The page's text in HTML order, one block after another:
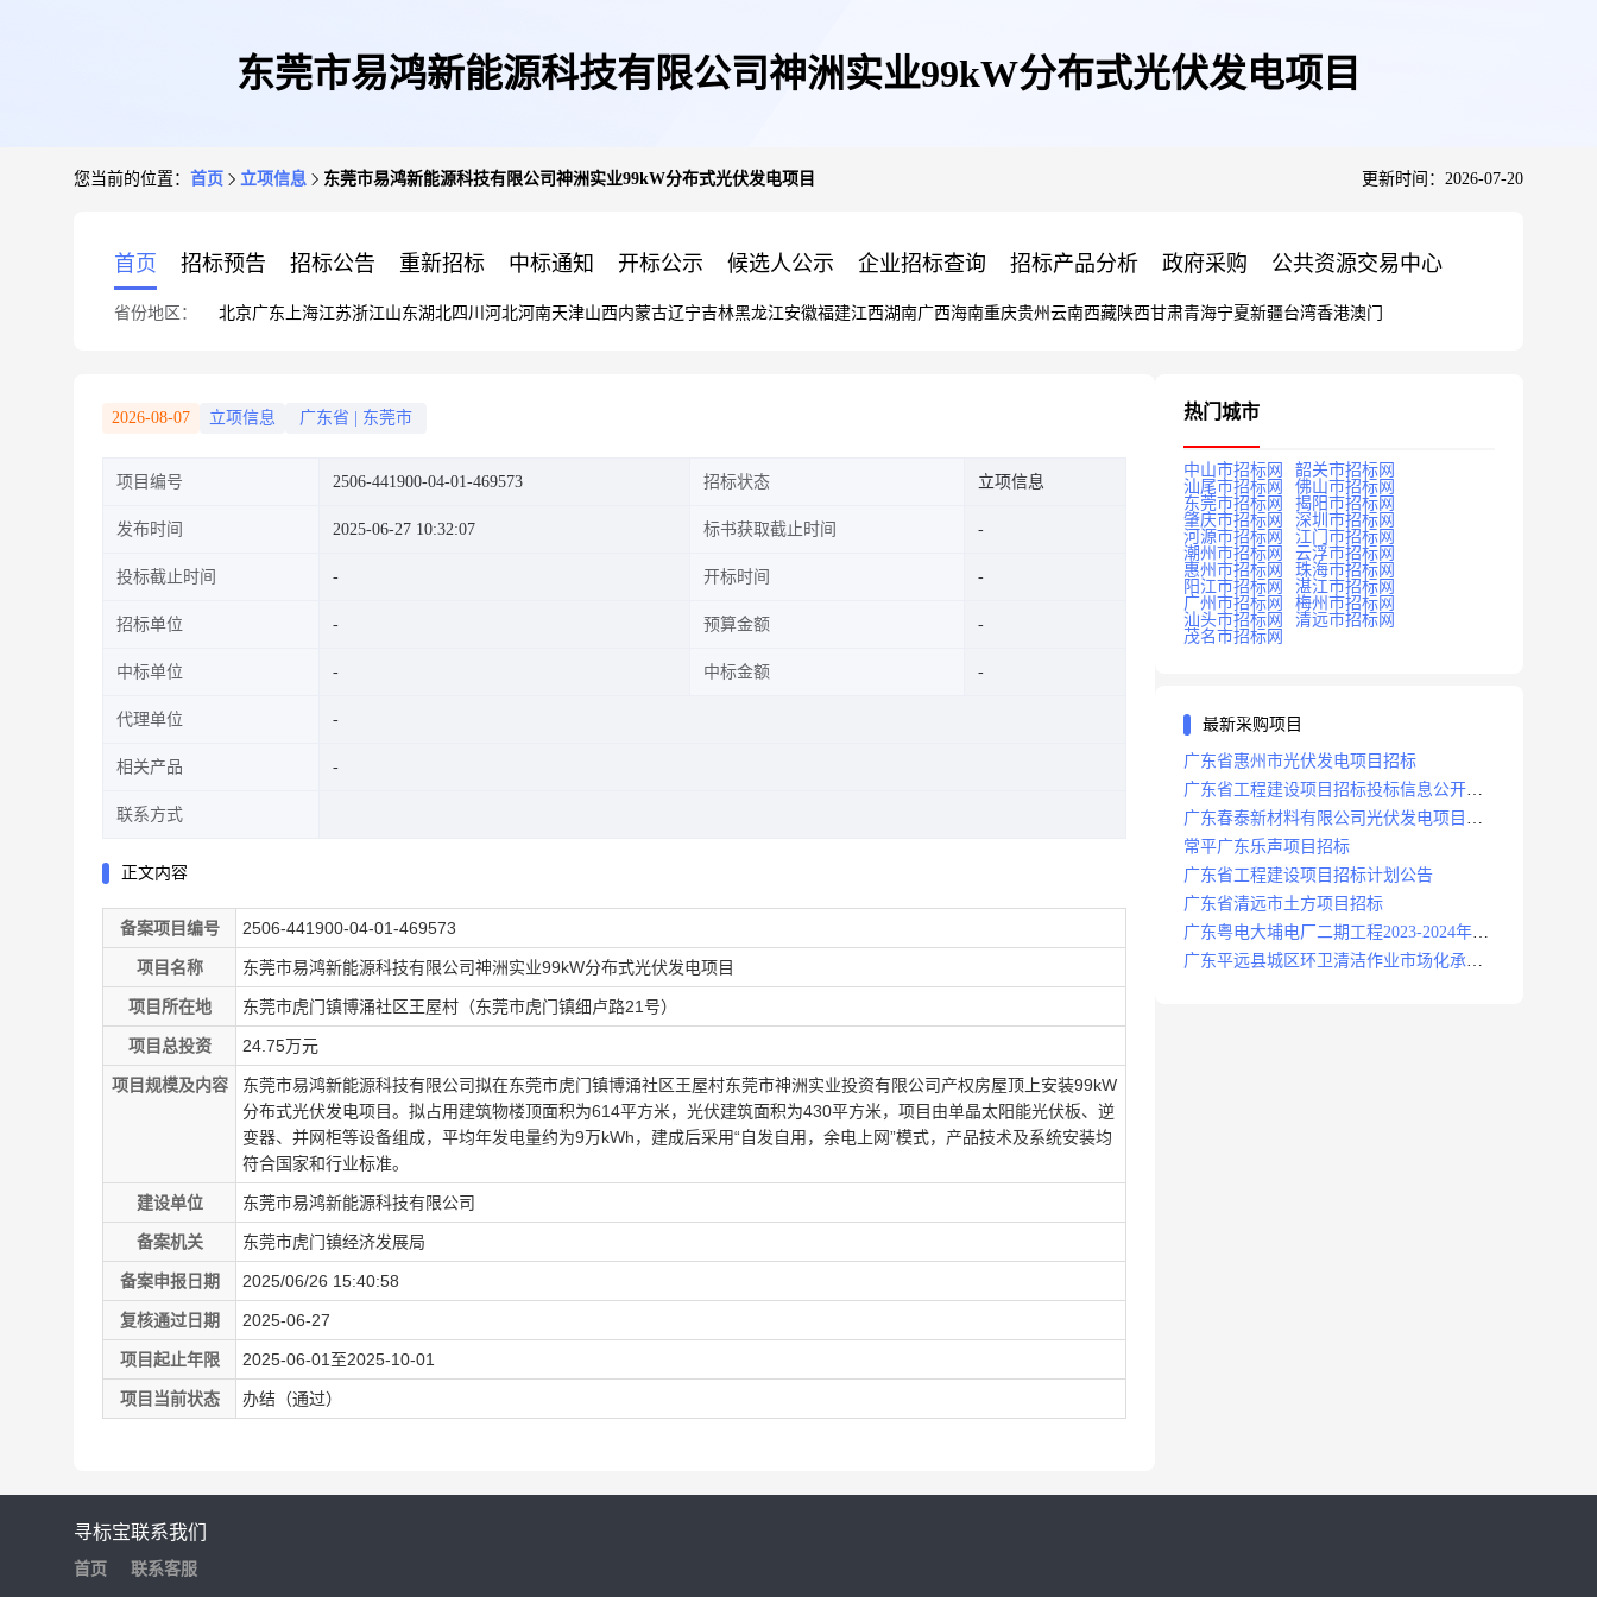
东莞市易鸿新能源科技有限公司神洲实业99kW分布式光伏发电项目
您当前的位置： 首页 立项信息 东莞市易鸿新能源科技有限公司神洲实业99kW分布式光伏发电项目 更新时间：2026-07-20
首页 招标预告 招标公告 重新招标 中标通知 开标公示 候选人公示 企业招标查询 招标产品分析 政府采购 公共资源交易中心
省份地区： 北京广东 上海江苏浙江山东湖北四川 河北河南天津山西内蒙古辽宁吉林黑龙江安徽福建江西湖南广西海南重庆贵州 云南西藏陕西甘肃青海宁夏新疆台湾香港澳门
2026-08-07 立项信息 广东省 东莞市
项目编号 2506-441900-04-01-469573 招标状态 立项信息
发布时间 2025-06-27 10:32:07 标书获取截止时间
投标截止时间 开标时间
招标单位 预算金额
中标单位 中标金额
代理单位
相关产品
联系方式
正文内容
备案项目编号 2506-441900-04-01-469573
项目名称 东莞市易鸿新能源科技有限公司神洲实业99kW分布式光伏发电项目
项目所在地 东莞市虎门镇博涌社区王屋村（东莞市虎门镇细卢路21号）
项目总投资 24.75万元
项目规模及内容
东莞市易鸿新能源科技有限公司拟在东莞市虎门镇博涌社区王屋村东莞市神洲实业投资有限公司产权房屋顶上安装99kW
分布式光伏发电项目。拟占用建筑物楼顶面积为614平方米，光伏建筑面积为430平方米，项目由单晶太阳能光伏板、逆
变器、并网柜等设备组成，平均年发电量约为9万kWh，建成后采用“自发自用，余电上网”模式，产品技术及系统安装均
符合国家和行业标准。
建设单位 东莞市易鸿新能源科技有限公司
备案机关 东莞市虎门镇经济发展局
备案申报日期 2025/06/26 15:40:58
复核通过日期 2025-06-27
项目起止年限 2025-06-01至2025-10-01
项目当前状态 办结（通过）
热门城市
中山市招标网
韶关市招标网
汕尾市招标网
佛山市招标网
东莞市招标网
揭阳市招标网
肇庆市招标网
深圳市招标网
河源市招标网
江门市招标网
潮州市招标网
云浮市招标网
惠州市招标网
珠海市招标网
阳江市招标网
湛江市招标网
广州市招标网
梅州市招标网
汕头市招标网
清远市招标网
茂名市招标网
最新采购项目
广东省惠州市光伏发电项目招标
广东省工程建设项目招标投标信息公开目
录
广东春泰新材料有限公司光伏发电项目招
标
常平广东乐声项目招标
广东省工程建设项目招标计划公告
广东省清远市土方项目招标
广东粤电大埔电厂二期工程2023-2024年度
安保服务项目招标公告
广东平远县城区环卫清洁作业市场化承包
寻标宝
首页
联系我们
联系客服